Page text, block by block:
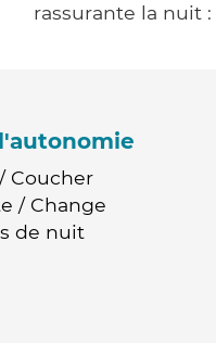
rassurante la nuit :
Coucher
/ Change
de nuit